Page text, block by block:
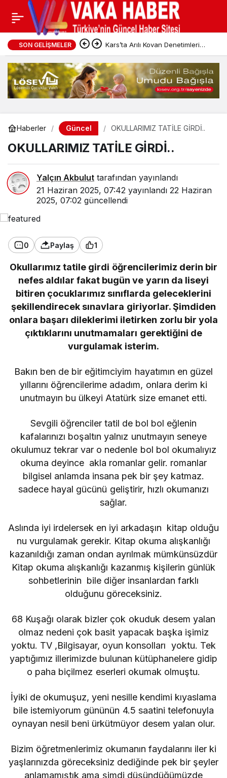
SON GELIŞMELER Kars’ta Arılı Kovan Denetimleri
Sürüyor
Haberler Güncel OKULLARIMIZ TATİLE GİRDİ..
OKULLARIMIZ TATİLE GİRDİ..
Yalçın Akbulut tarafından yayınlandı
21 Haziran 2025, 07:42 yayınlandı 22 Haziran
2025, 07:02 güncellendi
0 Paylaş 1
Okullarımız tatile girdi öğrencilerimiz derin bir
nefes aldılar fakat bugün ve yarın da liseyi
bitiren çocuklarımız sınıflarda geleceklerini
şekillendirecek sınavlara giriyorlar. Şimdiden
onlara başarı dileklerimi iletirken zorlu bir yola
çıktıklarını unutmamaları gerektiğini de
vurgulamak isterim.
Bakın ben de bir eğitimciyim hayatımın en güzel
yıllarını öğrencilerime adadım, onlara derim ki
unutmayın bu ülkeyi Atatürk size emanet etti.
Sevgili öğrenciler tatil de bol bol eğlenin
kafalarınızı boşaltın yalnız unutmayın seneye
okulumuz tekrar var o nedenle bol bol okumalıyız
okuma deyince akla romanlar gelir. romanlar
bilgisel anlamda insana pek bir şey katmaz.
sadece hayal gücünü geliştirir, hızlı okumanızı
sağlar.
Aslında iyi irdelersek en iyi arkadaşın kitap olduğu
nu vurgulamak gerekir. Kitap okuma alışkanlığı
kazanıldığı zaman ondan ayrılmak mümkünsüzdür
Kitap okuma alışkanlığı kazanmış kişilerin günlük
sohbetlerinin bile diğer insanlardan farklı
olduğunu göreceksiniz.
68 Kuşağı olarak bizler çok okuduk desem yalan
olmaz nedeni çok basit yapacak başka işimiz
yoktu. TV ,Bilgisayar, oyun konsolları yoktu. Tek
yaptığımız illerimizde bulunan kütüphanelere gidip
o paha biçilmez eserleri okumak olmuştu.
İyiki de okumuşuz, yeni nesille kendimi kıyaslama
bile istemiyorum gününün 4.5 saatini telefonuyla
oynayan nesil beni ürkütmüyor desem yalan olur.
Bizim öğretmenlerimiz okumanın faydalarını iler ki
yaşlarınızda göreceksiniz dediğinde pek bir şeyler
anlamamıştık ama şimdi düşündüğümüzde